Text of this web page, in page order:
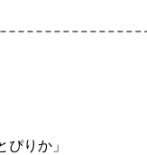
りか」